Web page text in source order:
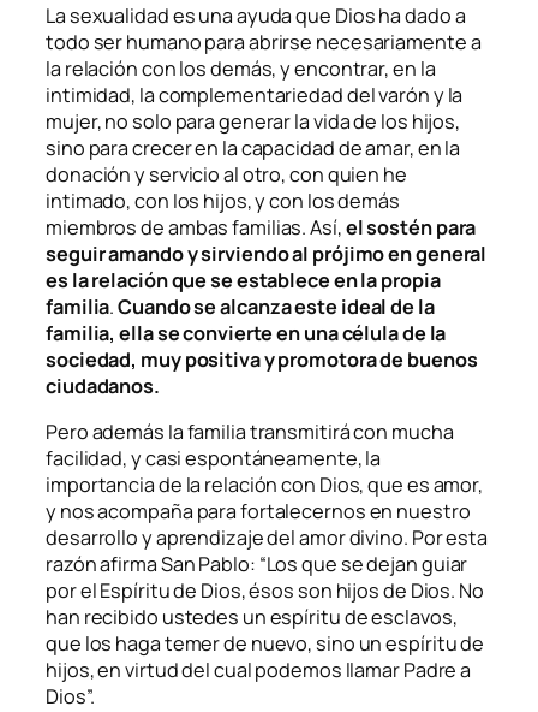
La sexualidad es una ayuda que Dios ha dado a
todo ser humano para abrirse necesariamente a
la relación con los demás, y encontrar, en la
intimidad, la complementariedad del varón y la
mujer, no solo para generar la vida de los hijos,
sino para crecer en la capacidad de amar, en la
donación y servicio al otro, con quien he
intimado, con los hijos, y con los demás
miembros de ambas familias. Así,el sostén para
seguir amando y sirviendo al prójimo en general
es la relación que se establece en la propia
familia.Cuando se alcanza este ideal de la
familia, ella se convierte en una célula de la
sociedad, muy positiva y promotora de buenos
ciudadanos.
Pero además la familia transmitirá con mucha
facilidad, y casi espontáneamente, la
importancia de la relación con Dios, que es amor,
y nos acompaña para fortalecernos en nuestro
desarrollo y aprendizaje del amor divino. Por esta
razón afirma San Pablo: “Los que se dejan guiar
por el Espíritu de Dios, ésos son hijos de Dios. No
han recibido ustedes un espíritu de esclavos,
que los haga temer de nuevo, sino un espíritu de
hijos, en virtud del cual podemos llamar Padre a
Dios”.